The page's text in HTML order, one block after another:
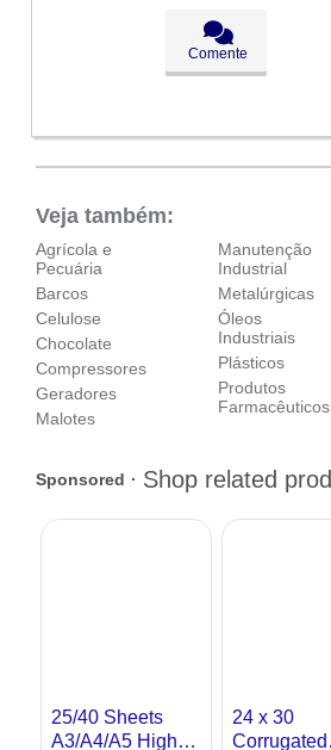
09:00 - 18:00
Fechado
Fechado
Comente
Veja também:
Agrícola e
Pecuária
Barcos
Celulose
Chocolate
Compressores
Geradores
Malotes
Manutenção
Industrial
Metalúrgicas
Óleos
Industriais
Plásticos
Produtos
Farmacêuticos